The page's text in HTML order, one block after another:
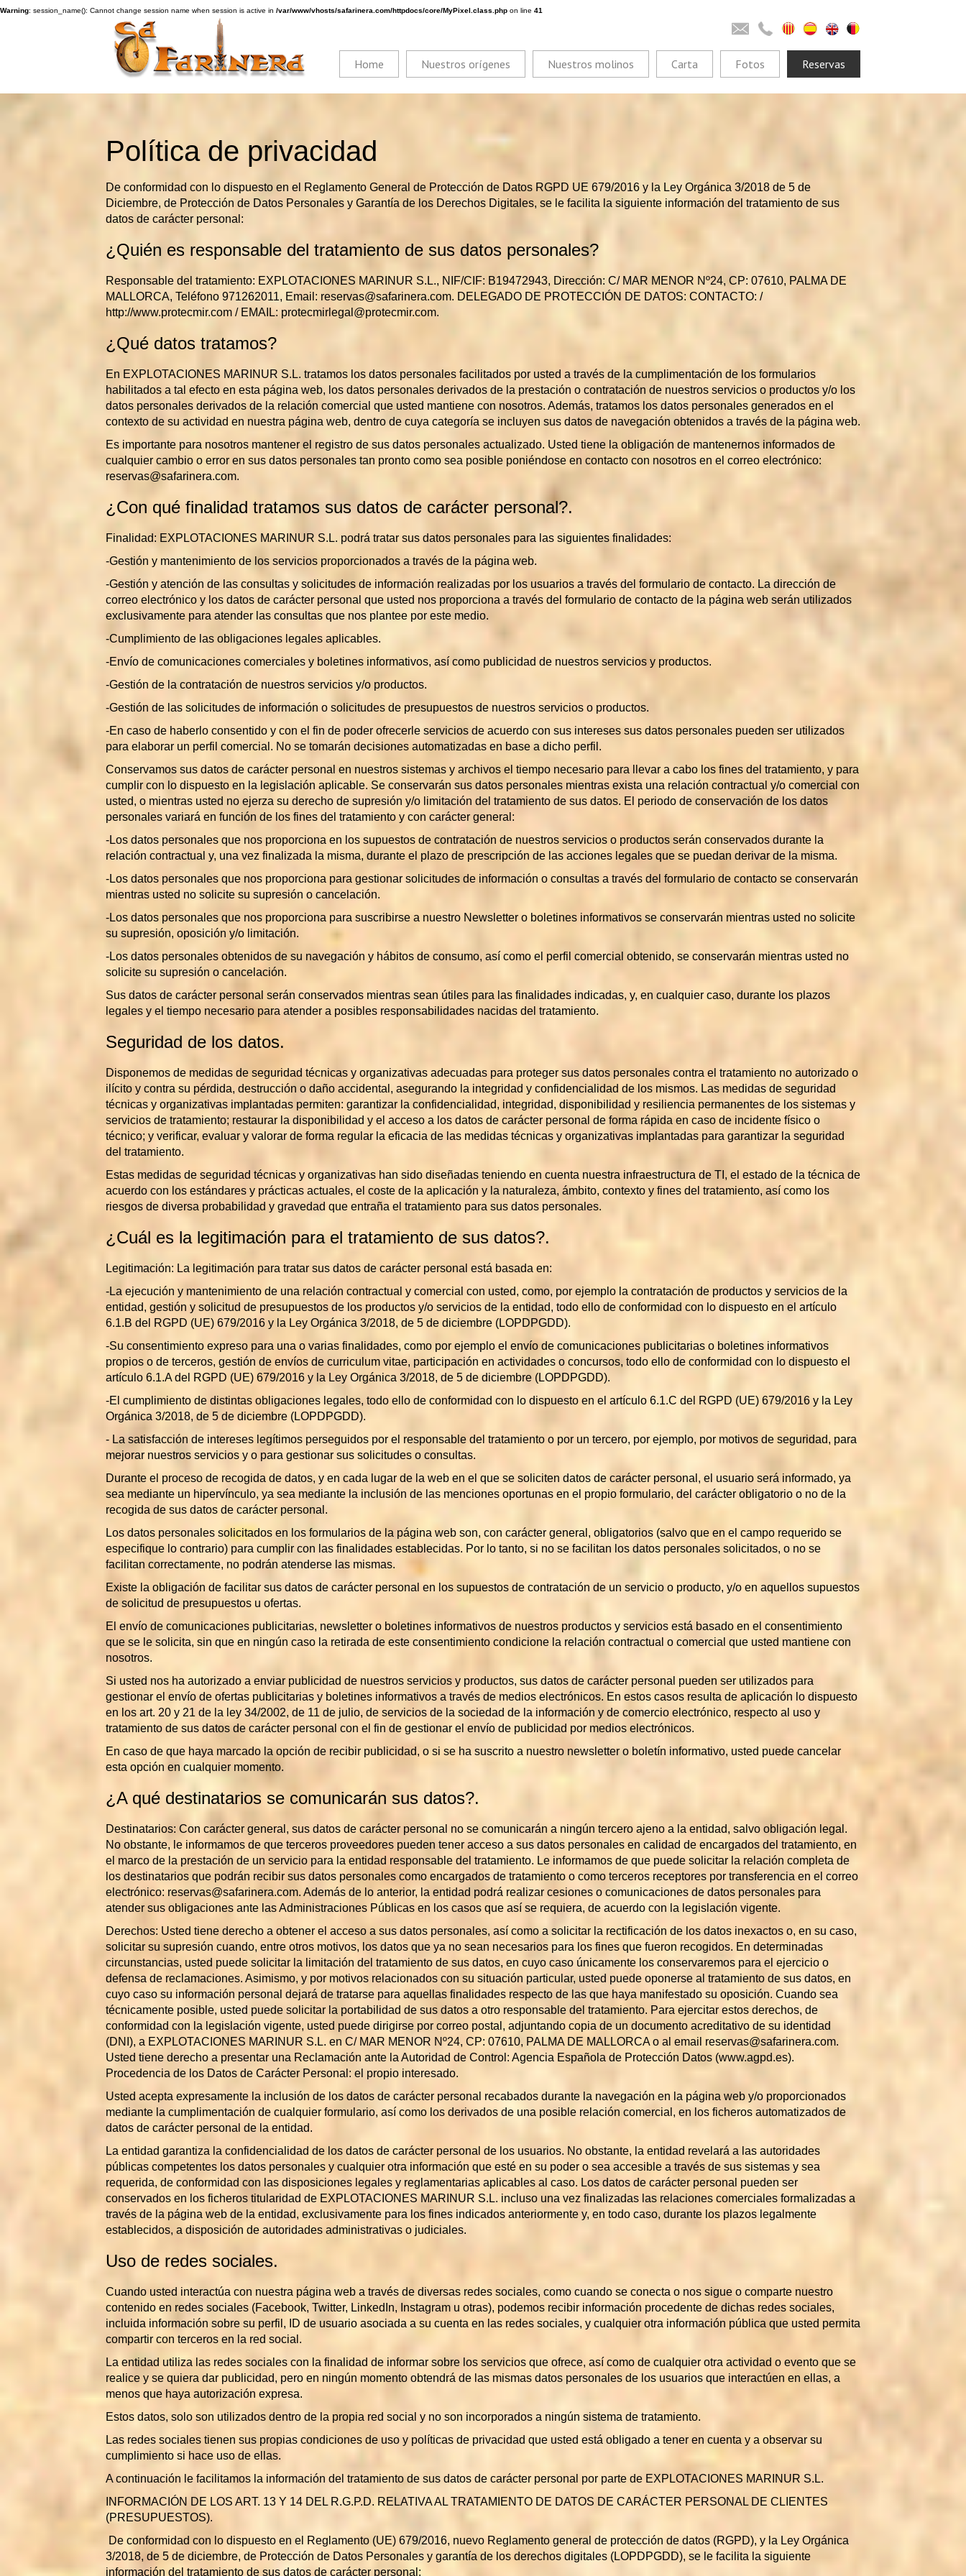
Warning: session_name(): Cannot change session name when session is active in /var/www/vhosts/safarinera.com/httpdocs/core/MyPixel.class.php on line 41
Home Nuestros orígenes Nuestros molinos Carta Fotos Reservas
Política de privacidad
De conformidad con lo dispuesto en el Reglamento General de Protección de Datos RGPD UE 679/2016 y la Ley Orgánica 3/2018 de 5 de
Diciembre, de Protección de Datos Personales y Garantía de los Derechos Digitales, se le facilita la siguiente información del tratamiento de sus
datos de carácter personal:
¿Quién es responsable del tratamiento de sus datos personales?
Responsable del tratamiento: EXPLOTACIONES MARINUR S.L., NIF/CIF: B19472943, Dirección: C/ MAR MENOR Nº24, CP: 07610, PALMA DE
MALLORCA, Teléfono 971262011, Email: reservas@safarinera.com. DELEGADO DE PROTECCIÓN DE DATOS: CONTACTO: /
http://www.protecmir.com / EMAIL: protecmirlegal@protecmir.com.
¿Qué datos tratamos?
En EXPLOTACIONES MARINUR S.L. tratamos los datos personales facilitados por usted a través de la cumplimentación de los formularios
habilitados a tal efecto en esta página web, los datos personales derivados de la prestación o contratación de nuestros servicios o productos y/o los
datos personales derivados de la relación comercial que usted mantiene con nosotros. Además, tratamos los datos personales generados en el
contexto de su actividad en nuestra página web, dentro de cuya categoría se incluyen sus datos de navegación obtenidos a través de la página web.
Es importante para nosotros mantener el registro de sus datos personales actualizado. Usted tiene la obligación de mantenernos informados de
cualquier cambio o error en sus datos personales tan pronto como sea posible poniéndose en contacto con nosotros en el correo electrónico:
reservas@safarinera.com.
¿Con qué finalidad tratamos sus datos de carácter personal?.
Finalidad: EXPLOTACIONES MARINUR S.L. podrá tratar sus datos personales para las siguientes finalidades:
-Gestión y mantenimiento de los servicios proporcionados a través de la página web.
-Gestión y atención de las consultas y solicitudes de información realizadas por los usuarios a través del formulario de contacto. La dirección de
correo electrónico y los datos de carácter personal que usted nos proporciona a través del formulario de contacto de la página web serán utilizados
exclusivamente para atender las consultas que nos plantee por este medio.
-Cumplimiento de las obligaciones legales aplicables.
-Envío de comunicaciones comerciales y boletines informativos, así como publicidad de nuestros servicios y productos.
-Gestión de la contratación de nuestros servicios y/o productos.
-Gestión de las solicitudes de información o solicitudes de presupuestos de nuestros servicios o productos.
-En caso de haberlo consentido y con el fin de poder ofrecerle servicios de acuerdo con sus intereses sus datos personales pueden ser utilizados
para elaborar un perfil comercial. No se tomarán decisiones automatizadas en base a dicho perfil.
Conservamos sus datos de carácter personal en nuestros sistemas y archivos el tiempo necesario para llevar a cabo los fines del tratamiento, y para
cumplir con lo dispuesto en la legislación aplicable. Se conservarán sus datos personales mientras exista una relación contractual y/o comercial con
usted, o mientras usted no ejerza su derecho de supresión y/o limitación del tratamiento de sus datos. El periodo de conservación de los datos
personales variará en función de los fines del tratamiento y con carácter general:
-Los datos personales que nos proporciona en los supuestos de contratación de nuestros servicios o productos serán conservados durante la
relación contractual y, una vez finalizada la misma, durante el plazo de prescripción de las acciones legales que se puedan derivar de la misma.
-Los datos personales que nos proporciona para gestionar solicitudes de información o consultas a través del formulario de contacto se conservarán
mientras usted no solicite su supresión o cancelación.
-Los datos personales que nos proporciona para suscribirse a nuestro Newsletter o boletines informativos se conservarán mientras usted no solicite
su supresión, oposición y/o limitación.
-Los datos personales obtenidos de su navegación y hábitos de consumo, así como el perfil comercial obtenido, se conservarán mientras usted no
solicite su supresión o cancelación.
Sus datos de carácter personal serán conservados mientras sean útiles para las finalidades indicadas, y, en cualquier caso, durante los plazos
legales y el tiempo necesario para atender a posibles responsabilidades nacidas del tratamiento.
Seguridad de los datos.
Disponemos de medidas de seguridad técnicas y organizativas adecuadas para proteger sus datos personales contra el tratamiento no autorizado o
ilícito y contra su pérdida, destrucción o daño accidental, asegurando la integridad y confidencialidad de los mismos. Las medidas de seguridad
técnicas y organizativas implantadas permiten: garantizar la confidencialidad, integridad, disponibilidad y resiliencia permanentes de los sistemas y
servicios de tratamiento; restaurar la disponibilidad y el acceso a los datos de carácter personal de forma rápida en caso de incidente físico o
técnico; y verificar, evaluar y valorar de forma regular la eficacia de las medidas técnicas y organizativas implantadas para garantizar la seguridad
del tratamiento.
Estas medidas de seguridad técnicas y organizativas han sido diseñadas teniendo en cuenta nuestra infraestructura de TI, el estado de la técnica de
acuerdo con los estándares y prácticas actuales, el coste de la aplicación y la naturaleza, ámbito, contexto y fines del tratamiento, así como los
riesgos de diversa probabilidad y gravedad que entraña el tratamiento para sus datos personales.
¿Cuál es la legitimación para el tratamiento de sus datos?.
Legitimación: La legitimación para tratar sus datos de carácter personal está basada en:
-La ejecución y mantenimiento de una relación contractual y comercial con usted, como, por ejemplo la contratación de productos y servicios de la
entidad, gestión y solicitud de presupuestos de los productos y/o servicios de la entidad, todo ello de conformidad con lo dispuesto en el artículo
6.1.B del RGPD (UE) 679/2016 y la Ley Orgánica 3/2018, de 5 de diciembre (LOPDPGDD).
-Su consentimiento expreso para una o varias finalidades, como por ejemplo el envío de comunicaciones publicitarias o boletines informativos
propios o de terceros, gestión de envíos de curriculum vitae, participación en actividades o concursos, todo ello de conformidad con lo dispuesto el
artículo 6.1.A del RGPD (UE) 679/2016 y la Ley Orgánica 3/2018, de 5 de diciembre (LOPDPGDD).
-El cumplimiento de distintas obligaciones legales, todo ello de conformidad con lo dispuesto en el artículo 6.1.C del RGPD (UE) 679/2016 y la Ley
Orgánica 3/2018, de 5 de diciembre (LOPDPGDD).
- La satisfacción de intereses legítimos perseguidos por el responsable del tratamiento o por un tercero, por ejemplo, por motivos de seguridad, para
mejorar nuestros servicios y o para gestionar sus solicitudes o consultas.
Durante el proceso de recogida de datos, y en cada lugar de la web en el que se soliciten datos de carácter personal, el usuario será informado, ya
sea mediante un hipervínculo, ya sea mediante la inclusión de las menciones oportunas en el propio formulario, del carácter obligatorio o no de la
recogida de sus datos de carácter personal.
Los datos personales solicitados en los formularios de la página web son, con carácter general, obligatorios (salvo que en el campo requerido se
especifique lo contrario) para cumplir con las finalidades establecidas. Por lo tanto, si no se facilitan los datos personales solicitados, o no se
facilitan correctamente, no podrán atenderse las mismas.
Existe la obligación de facilitar sus datos de carácter personal en los supuestos de contratación de un servicio o producto, y/o en aquellos supuestos
de solicitud de presupuestos u ofertas.
El envío de comunicaciones publicitarias, newsletter o boletines informativos de nuestros productos y servicios está basado en el consentimiento
que se le solicita, sin que en ningún caso la retirada de este consentimiento condicione la relación contractual o comercial que usted mantiene con
nosotros.
Si usted nos ha autorizado a enviar publicidad de nuestros servicios y productos, sus datos de carácter personal pueden ser utilizados para
gestionar el envío de ofertas publicitarias y boletines informativos a través de medios electrónicos. En estos casos resulta de aplicación lo dispuesto
en los art. 20 y 21 de la ley 34/2002, de 11 de julio, de servicios de la sociedad de la información y de comercio electrónico, respecto al uso y
tratamiento de sus datos de carácter personal con el fin de gestionar el envío de publicidad por medios electrónicos.
En caso de que haya marcado la opción de recibir publicidad, o si se ha suscrito a nuestro newsletter o boletín informativo, usted puede cancelar
esta opción en cualquier momento.
¿A qué destinatarios se comunicarán sus datos?.
Destinatarios: Con carácter general, sus datos de carácter personal no se comunicarán a ningún tercero ajeno a la entidad, salvo obligación legal.
No obstante, le informamos de que terceros proveedores pueden tener acceso a sus datos personales en calidad de encargados del tratamiento, en
el marco de la prestación de un servicio para la entidad responsable del tratamiento. Le informamos de que puede solicitar la relación completa de
los destinatarios que podrán recibir sus datos personales como encargados de tratamiento o como terceros receptores por transferencia en el correo
electrónico: reservas@safarinera.com. Además de lo anterior, la entidad podrá realizar cesiones o comunicaciones de datos personales para
atender sus obligaciones ante las Administraciones Públicas en los casos que así se requiera, de acuerdo con la legislación vigente.
Derechos: Usted tiene derecho a obtener el acceso a sus datos personales, así como a solicitar la rectificación de los datos inexactos o, en su caso,
solicitar su supresión cuando, entre otros motivos, los datos que ya no sean necesarios para los fines que fueron recogidos. En determinadas
circunstancias, usted puede solicitar la limitación del tratamiento de sus datos, en cuyo caso únicamente los conservaremos para el ejercicio o
defensa de reclamaciones. Asimismo, y por motivos relacionados con su situación particular, usted puede oponerse al tratamiento de sus datos, en
cuyo caso su información personal dejará de tratarse para aquellas finalidades respecto de las que haya manifestado su oposición. Cuando sea
técnicamente posible, usted puede solicitar la portabilidad de sus datos a otro responsable del tratamiento. Para ejercitar estos derechos, de
conformidad con la legislación vigente, usted puede dirigirse por correo postal, adjuntando copia de un documento acreditativo de su identidad
(DNI), a EXPLOTACIONES MARINUR S.L. en C/ MAR MENOR Nº24, CP: 07610, PALMA DE MALLORCA o al email reservas@safarinera.com.
Usted tiene derecho a presentar una Reclamación ante la Autoridad de Control: Agencia Española de Protección Datos (www.agpd.es).
Procedencia de los Datos de Carácter Personal: el propio interesado.
Usted acepta expresamente la inclusión de los datos de carácter personal recabados durante la navegación en la página web y/o proporcionados
mediante la cumplimentación de cualquier formulario, así como los derivados de una posible relación comercial, en los ficheros automatizados de
datos de carácter personal de la entidad.
La entidad garantiza la confidencialidad de los datos de carácter personal de los usuarios. No obstante, la entidad revelará a las autoridades
públicas competentes los datos personales y cualquier otra información que esté en su poder o sea accesible a través de sus sistemas y sea
requerida, de conformidad con las disposiciones legales y reglamentarias aplicables al caso. Los datos de carácter personal pueden ser
conservados en los ficheros titularidad de EXPLOTACIONES MARINUR S.L. incluso una vez finalizadas las relaciones comerciales formalizadas a
través de la página web de la entidad, exclusivamente para los fines indicados anteriormente y, en todo caso, durante los plazos legalmente
establecidos, a disposición de autoridades administrativas o judiciales.
Uso de redes sociales.
Cuando usted interactúa con nuestra página web a través de diversas redes sociales, como cuando se conecta o nos sigue o comparte nuestro
contenido en redes sociales (Facebook, Twitter, LinkedIn, Instagram u otras), podemos recibir información procedente de dichas redes sociales,
incluida información sobre su perfil, ID de usuario asociada a su cuenta en las redes sociales, y cualquier otra información pública que usted permita
compartir con terceros en la red social.
La entidad utiliza las redes sociales con la finalidad de informar sobre los servicios que ofrece, así como de cualquier otra actividad o evento que se
realice y se quiera dar publicidad, pero en ningún momento obtendrá de las mismas datos personales de los usuarios que interactúen en ellas, a
menos que haya autorización expresa.
Estos datos, solo son utilizados dentro de la propia red social y no son incorporados a ningún sistema de tratamiento.
Las redes sociales tienen sus propias condiciones de uso y políticas de privacidad que usted está obligado a tener en cuenta y a observar su
cumplimiento si hace uso de ellas.
A continuación le facilitamos la información del tratamiento de sus datos de carácter personal por parte de EXPLOTACIONES MARINUR S.L.
INFORMACIÓN DE LOS ART. 13 Y 14 DEL R.G.P.D. RELATIVA AL TRATAMIENTO DE DATOS DE CARÁCTER PERSONAL DE CLIENTES
(PRESUPUESTOS).
De conformidad con lo dispuesto en el Reglamento (UE) 679/2016, nuevo Reglamento general de protección de datos (RGPD), y la Ley Orgánica
3/2018, de 5 de diciembre, de Protección de Datos Personales y garantía de los derechos digitales (LOPDPGDD), se le facilita la siguiente
información del tratamiento de sus datos de carácter personal: